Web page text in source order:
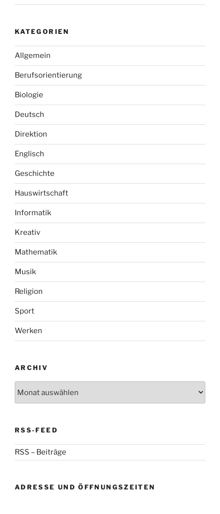
KATEGORIEN
Allgemein
Berufsorientierung
Biologie
Deutsch
Direktion
Englisch
Geschichte
Hauswirtschaft
Informatik
Kreativ
Mathematik
Musik
Religion
Sport
Werken
ARCHIV
RSS-FEED
RSS – Beiträge
ADRESSE UND ÖFFNUNGSZEITEN